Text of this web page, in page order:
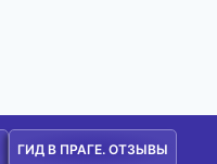
ГИД В ПРАГЕ. ОТЗЫВЫ